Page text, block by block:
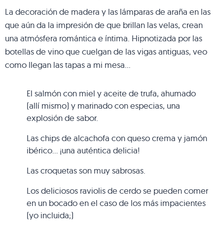
La decoración de madera y las lámparas de araña en las
que aún da la impresión de que brillan las velas, crean
una atmósfera romántica e íntima. Hipnotizada por las
botellas de vino que cuelgan de las vigas antiguas, veo
como llegan las tapas a mi mesa…
El salmón con miel y aceite de trufa, ahumado
(allí mismo) y marinado con especias, una
explosión de sabor.
Las chips de alcachofa con queso crema y jamón
ibérico… ¡una auténtica delicia!
Las croquetas son muy sabrosas.
Los deliciosos raviolis de cerdo se pueden comer
en un bocado en el caso de los más impacientes
(yo incluida;)